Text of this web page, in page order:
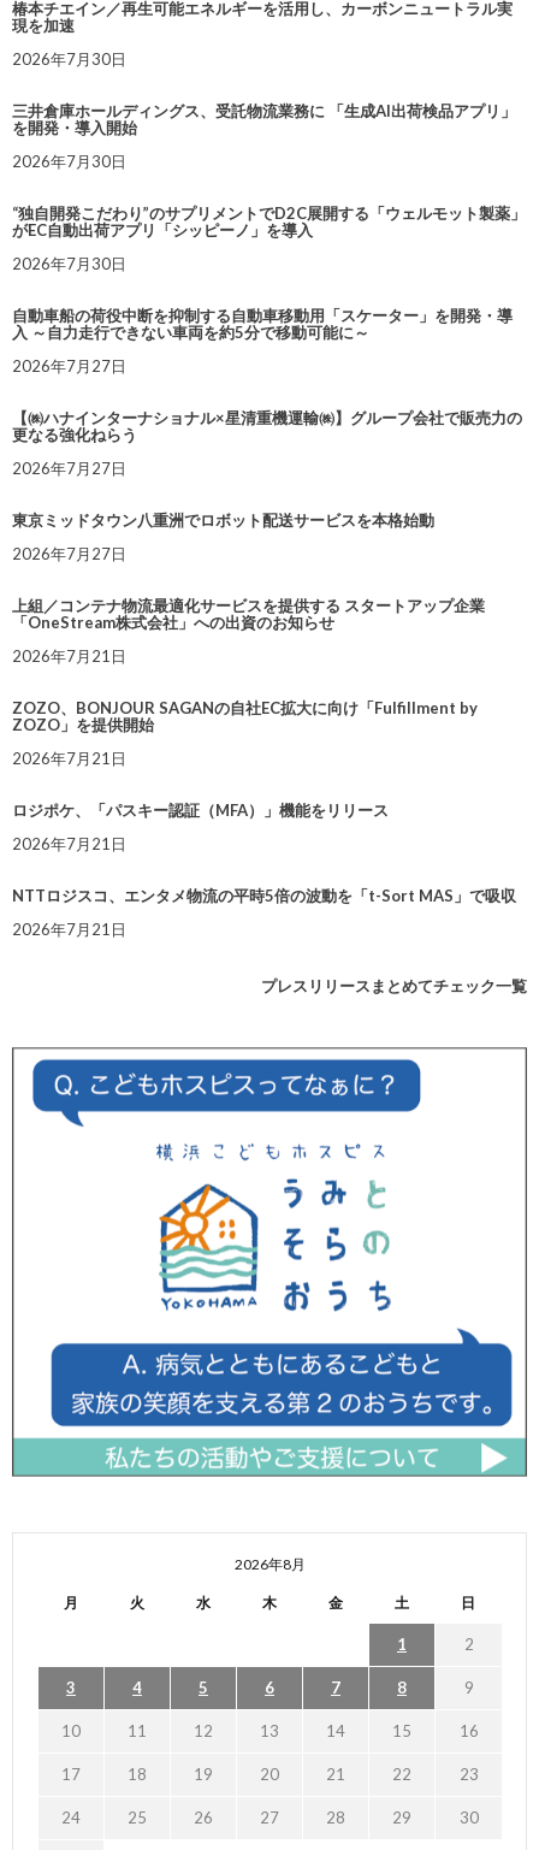
椿本チエイン／再生可能エネルギーを活用し、カーボンニュートラル実
現を加速
2026年7月30日
三井倉庫ホールディングス、受託物流業務に 「生成AI出荷検品アプリ」
を開発・導入開始
2026年7月30日
“独自開発こだわり”のサプリメントでD2C展開する「ウェルモット製薬」
がEC自動出荷アプリ「シッピーノ」を導入
2026年7月30日
自動車船の荷役中断を抑制する自動車移動用「スケーター」を開発・導
入 ～自力走行できない車両を約5分で移動可能に～
2026年7月27日
【㈱ハナインターナショナル×星清重機運輸㈱】グループ会社で販売力の
更なる強化ねらう
2026年7月27日
東京ミッドタウン八重洲でロボット配送サービスを本格始動
2026年7月27日
上組／コンテナ物流最適化サービスを提供する スタートアップ企業
「OneStream株式会社」への出資のお知らせ
2026年7月21日
ZOZO、BONJOUR SAGANの自社EC拡大に向け「Fulfillment by
ZOZO」を提供開始
2026年7月21日
ロジポケ、「パスキー認証（MFA）」機能をリリース
2026年7月21日
NTTロジスコ、エンタメ物流の平時5倍の波動を「t-Sort MAS」で吸収
2026年7月21日
プレスリリースまとめてチェック一覧
2026年8月
月 火 水 木 金 土 日
1 2
3 4 5 6 7 8 9
10 11 12 13 14 15 16
17 18 19 20 21 22 23
24 25 26 27 28 29 30